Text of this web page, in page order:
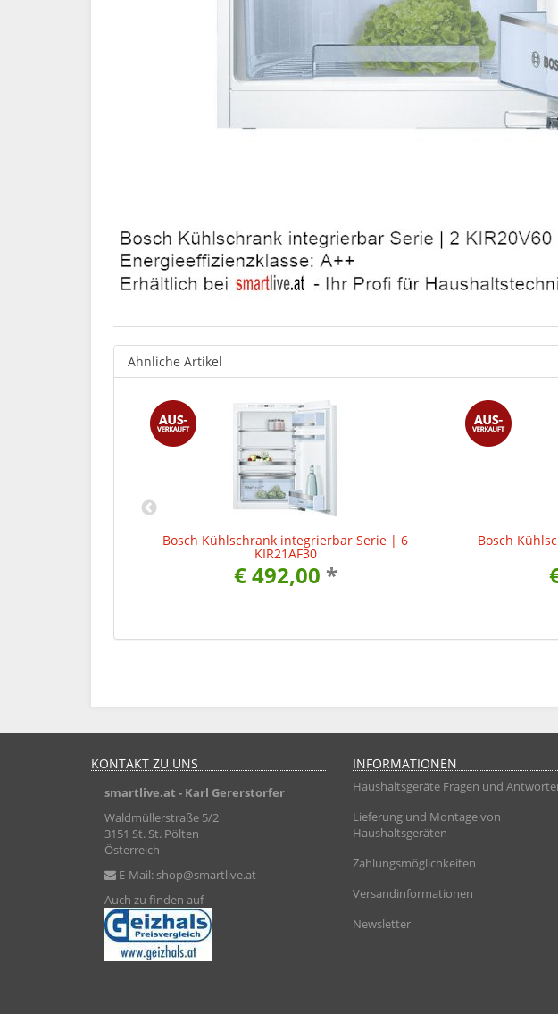
Ähnliche Artikel
Bosch Kühlschrank integrierbar Serie | 6
KIR21AF30
€ 492,00 *
Bosch
KONTAKT ZU UNS
smartlive.at - Karl Gererstorfer
Waldmüllerstraße 5/2
3151 St. St. Pölten
Österreich
E-Mail: shop@smartlive.at
Auch zu finden auf
INFORMATIONEN
Haushaltsgeräte Fragen und
Lieferung und Montage von
Haushaltsgeräten
Zahlungsmöglichkeiten
Versandinformationen
Newsletter